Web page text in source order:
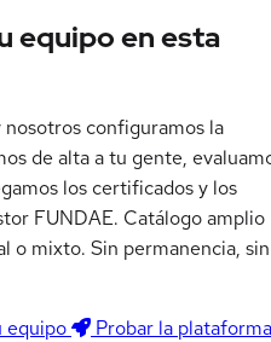
equipo en esta
configuramos la
de alta a tu gente,
los certificados y los
FUNDAE. Catálogo amplio
o mixto. Sin permanencia, sin
equipo
Probar la plataforma